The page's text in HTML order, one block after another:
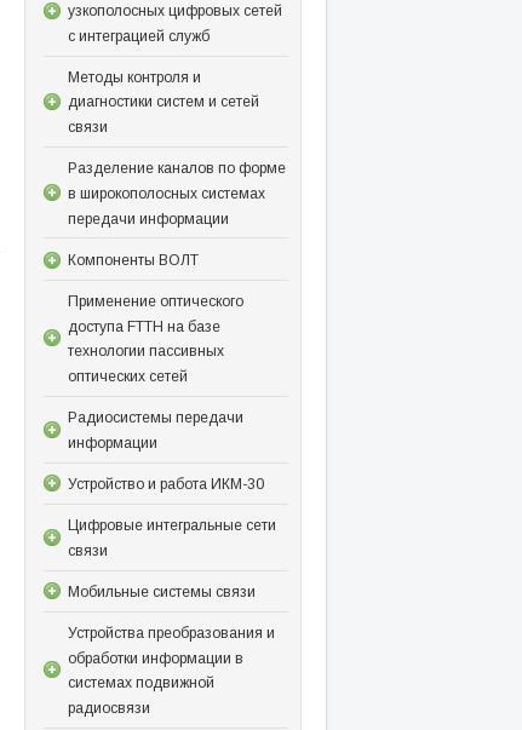
узкополосных цифровых сетей
с интеграцией служб
Методы контроля и
диагностики систем и сетей
связи
Разделение каналов по форме
в широкополосных системах
передачи информации
Компоненты ВОЛТ
Применение оптического
доступа FTTH на базе
технологии пассивных
оптических сетей
Радиосистемы передачи
информации
Устройство и работа ИКМ-30
Цифровые интегральные сети
связи
Мобильные системы связи
Устройства преобразования и
обработки информации в
системах подвижной
радиосвязи